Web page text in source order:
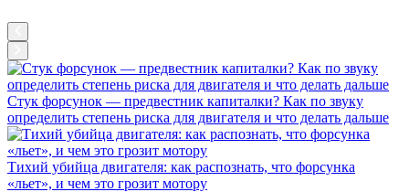
Стук форсунок — предвестник капиталки? Как по звуку
определить степень риска для двигателя и что делать дальше
Тихий убийца двигателя: как распознать, что форсунка
«льет», и чем это грозит мотору